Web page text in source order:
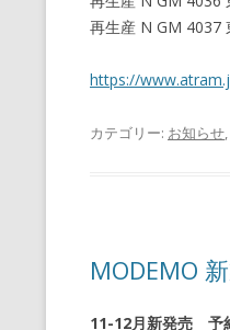
再生産 N GM 4037
https://
カテゴリー: お知らせ,
MODEMO
11-12月新発売 予